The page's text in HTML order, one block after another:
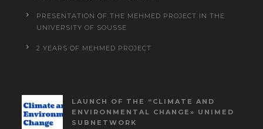
PRESENTATION OF THE MEHMED PROJECT IN THE
UNIVERSITY OF SOUSSE
2 YEARS OF MEHMED PROJECT
LAUNCH OF THE “CLIMATE AND
ENVIRONMENTAL CHANGE» UNIMED
SUBNETWORK